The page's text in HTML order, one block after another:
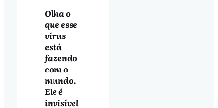
Olha o
que esse
vírus
está
fazendo
com o
mundo.
Ele é
invisível